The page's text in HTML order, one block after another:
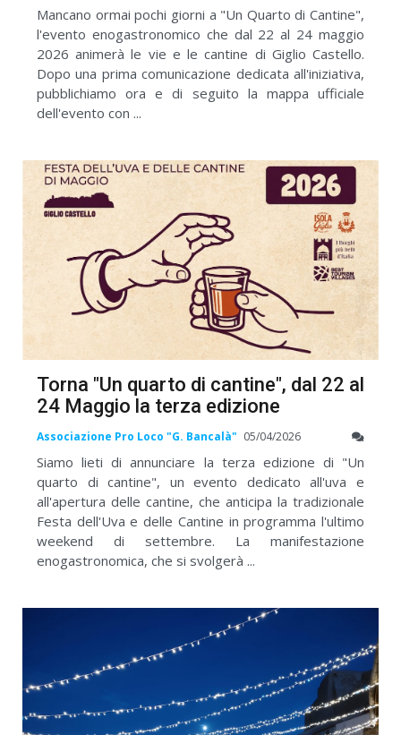
Mancano ormai pochi giorni a "Un Quarto di Cantine",
l'evento enogastronomico che dal 22 al 24 maggio
2026 animerà le vie e le cantine di Giglio Castello.
Dopo una prima comunicazione dedicata all'iniziativa,
pubblichiamo ora e di seguito la mappa ufficiale
dell'evento con ...
Torna "Un quarto di cantine", dal 22 al
24 Maggio la terza edizione
Associazione Pro Loco "G. Bancalà" 05/04/2026
Siamo lieti di annunciare la terza edizione di "Un
quarto di cantine", un evento dedicato all'uva e
all'apertura delle cantine, che anticipa la tradizionale
Festa dell'Uva e delle Cantine in programma l'ultimo
weekend di settembre. La manifestazione
enogastronomica, che si svolgerà ...